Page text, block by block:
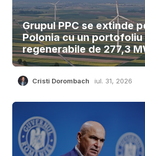
Grupul PPC se extinde
Polonia cu un
regenerabile de 277,3
Cristi Dorombach iul. 31, 2026